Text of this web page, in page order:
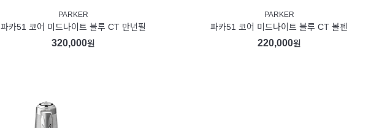
PARKER
파카51 코어 미드나이트 블루 CT 만년필
320,000원
PARKER
파카51 코어 미드나이트 블루 CT 볼펜
220,000원